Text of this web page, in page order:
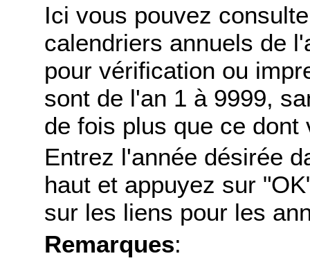
Ici vous pouvez
calendriers annuels de
pour vérification ou
sont de l'an 1 à 9999,
de fois plus que ce dont
Entrez l'année désirée
haut et appuyez sur
sur les liens pour les
Remarques: